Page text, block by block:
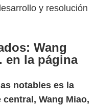
y resolución
Wang
en la página
notables es la
Wang Miao,